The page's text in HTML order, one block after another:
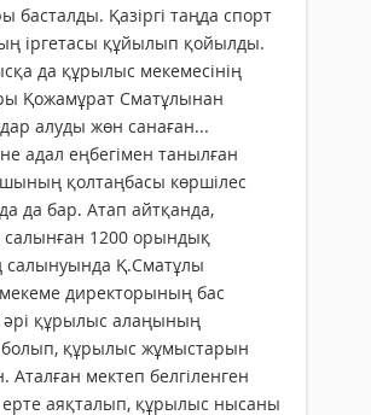
басталды. Қазіргі таңда спорт
іргетасы құйылып қойылды.
да құрылыс мекемесінің
Қожамұрат Сматұлынан
алуды жөн санаған...
адал еңбегімен танылған
қолтаңбасы көршілес
да бар. Атап айтқанда,
1200 орындық
салынуында Қ.Сматұлы
директорының бас
әрі құрылыс алаңының
құрылыс жұмыстарын
Аталған мектеп белгіленген
аяқталып, құрылыс нысаны